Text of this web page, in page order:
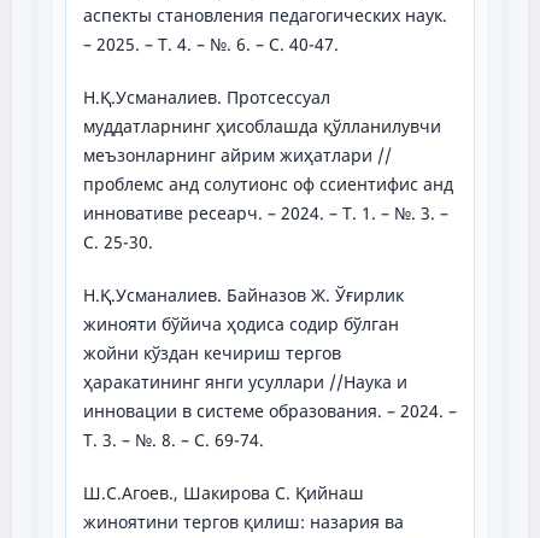
аспекты становления педагогических наук.
– 2025. – Т. 4. – №. 6. – С. 40-47.
Н.Қ.Усманалиев. Протсессуал
муддатларнинг ҳисоблашда қўлланилувчи
меъзонларнинг айрим жиҳатлари //
проблемс анд солутионс оф сcиентифиc анд
инновативе ресеарч. – 2024. – Т. 1. – №. 3. –
С. 25-30.
Н.Қ.Усманалиев. Байназов Ж. Ўғирлик
жинояти бўйича ҳодиса содир бўлган
жойни кўздан кечириш тергов
ҳаракатининг янги усуллари //Наука и
инновации в системе образования. – 2024. –
Т. 3. – №. 8. – С. 69-74.
Ш.С.Агоев., Шакирова С. Қийнаш
жиноятини тергов қилиш: назария ва